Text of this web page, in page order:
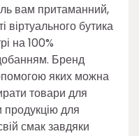
вам притаманний,
віртуального бутика
на 100%
Бренд
яких можна
товари для
продукцію для
смак завдяки